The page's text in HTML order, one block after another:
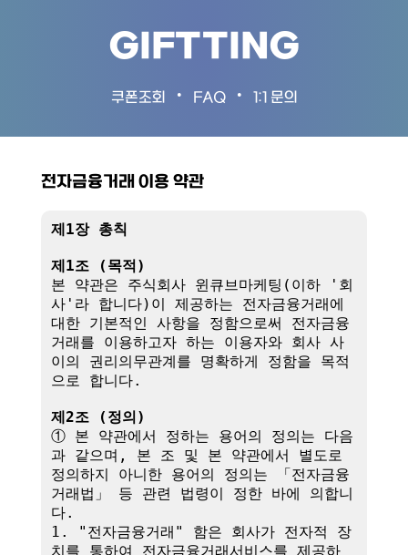
GIFTTING
쿠폰조회 • FAQ • 1:1 문의
전자금융거래 이용 약관
제1장 총칙
제1조 (목적)
본 약관은 주식회사 윈큐브마케팅(이하 '회
사'라 합니다)이 제공하는 전자금융거래에
대한 기본적인 사항을 정함으로써 전자금융
거래를 이용하고자 하는 이용자와 회사 사
이의 권리의무관계를 명확하게 정함을 목적
으로 합니다.
제2조 (정의)
① 본 약관에서 정하는 용어의 정의는 다음
과 같으며, 본 조 및 본 약관에서 별도로
정의하지 아니한 용어의 정의는 「전자금융
거래법」 등 관련 법령이 정한 바에 의합니
다.
1. "전자금융거래" 함은 회사가 전자적 장
치를 통하여 전자금융거래서비스를 제공하